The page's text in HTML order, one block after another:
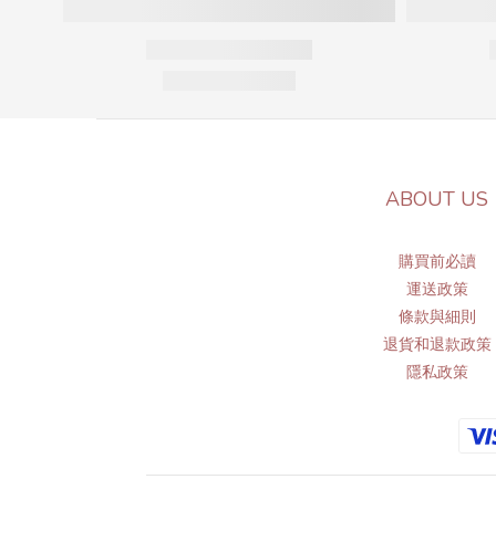
ABOUT US
購買前必讀
運送政策
條款與細則
退貨和退款政策
隱私政策